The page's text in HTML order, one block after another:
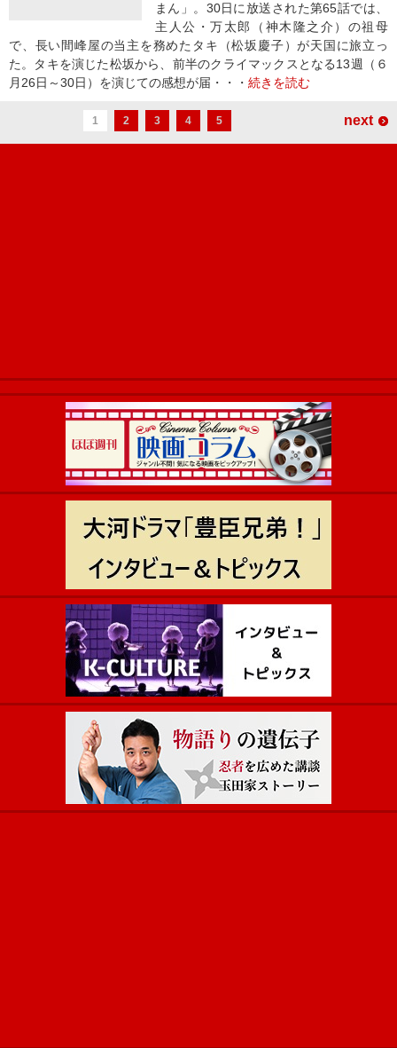
まん」。30日に放送された第65話では、
主人公・万太郎（神木隆之介）の祖母
で、長い間峰屋の当主を務めたタキ（松坂慶子）が天国に旅立っ
た。タキを演じた松坂から、前半のクライマックスとなる13週（６
月26日～30日）を演じての感想が届・・・ 続きを読む
1 2 3 4 5 next